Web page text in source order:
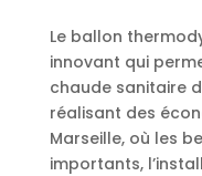
Le ballon
innovant qui
chaude sanitaire
réalisant des
Marseille, où les
importants,